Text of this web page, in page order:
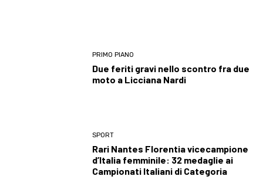
PRIMO PIANO
Due feriti gravi nello scontro fra due
moto a Licciana Nardi
SPORT
Rari Nantes Florentia vicecampione
d’Italia femminile: 32 medaglie ai
Campionati Italiani di Categoria